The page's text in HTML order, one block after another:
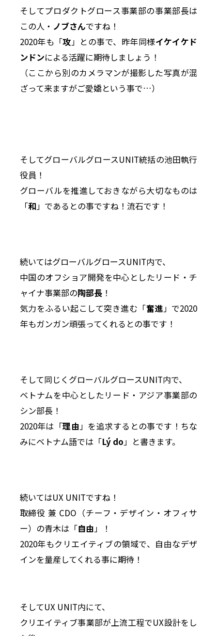
そしてプロダクトグロース事業部の事業部長は
この人・ ノブさんですね！
2020年も「攻」との事で、昨年同様イケイケド
ンドンによる活躍に期待しましょう！
（ここから別のカメラマンが撮影した写真が混
ざって来ますがご愛嬌という事で…）
そしてグローバルグロースUNIT統括の池田執行
役員！
グローバルを推進しておきながら大切なものは
「和」であるとの事ですね！流石です！
続いてはグローバルグロースUNIT内で、
中国のオフショア開発を中心としたリード・チ
ャイナ事業部の陶部長！
気力をふるい起こして突き進む「奮進」で2020
年もガンガン頑張ってくれるとの事です！
そして同じくグローバルグロースUNIT内で、
ベトナムを中心としたリード・アジア事業部の
シン部長！
2020年は「理由」を追求するとの事です！ちな
みにベトナム語では「Lý do」と書きます。
続いてはUX UNITですね！
取締役 兼 CDO（チーフ・デザイン・オフィサ
ー）の青木は「自由」！
2020年もクリエイティブの領域で、自由なデザ
インを量産してくれる事に期待！
そしてUX UNIT内にて、
クリエイティブ事業部が上流工程でUX設計をし